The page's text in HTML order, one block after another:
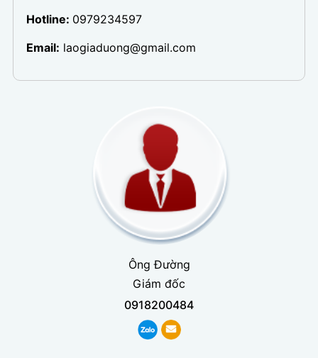
Hotline: 0979234597
Email: laogiaduong@gmail.com
Ông Đường
Giám đốc
0918200484